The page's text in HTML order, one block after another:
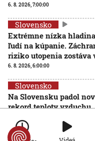
6. 8. 2026, 7:00:00
Slovensko
Extrémne nízka
ľudí na kúpanie.
riziko utopenia zostáva
6. 8. 2026, 6:00:00
Slovensko
Na Slovensku padol
rekord teploty vzduchu